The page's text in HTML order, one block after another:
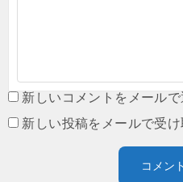
新しいコメントをメールで
新しい投稿をメールで受け